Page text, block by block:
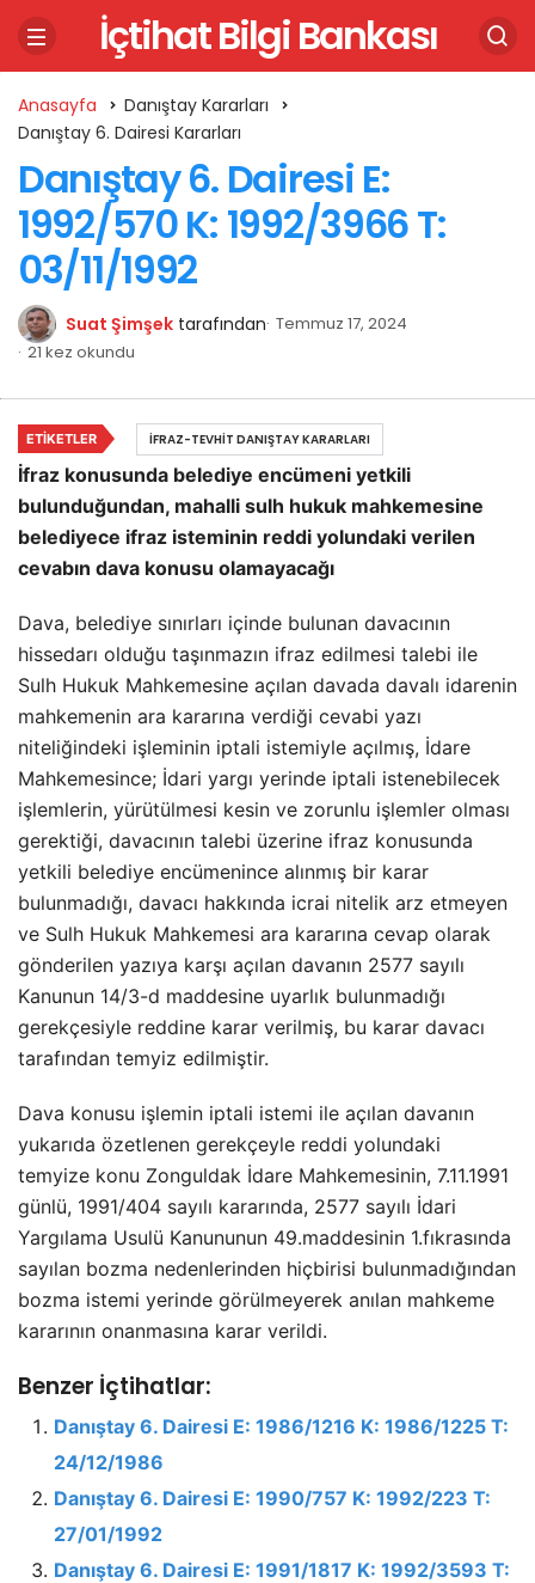
İçtihat Bilgi Bankası
Anasayfa
Danıştay Kararları
Danıştay 6. Dairesi Kararları
Danıştay 6. Dairesi E:
1992/570 K: 1992/3966 T:
03/11/1992
Suat Şimşek tarafından Temmuz 17, 2024
21 kez okundu
İfraz konusunda belediye encümeni yetkili
bulunduğundan, mahalli sulh hukuk mahkemesine
belediyece ifraz isteminin reddi yolundaki verilen
cevabın dava konusu olamayacağı
Dava, belediye sınırları içinde bulunan davacının
hissedarı olduğu taşınmazın ifraz edilmesi talebi ile
Sulh Hukuk Mahkemesine açılan davada davalı idarenin
mahkemenin ara kararına verdiği cevabi yazı
niteliğindeki işleminin iptali istemiyle açılmış, İdare
Mahkemesince; İdari yargı yerinde iptali istenebilecek
işlemlerin, yürütülmesi kesin ve zorunlu işlemler olması
gerektiği, davacının talebi üzerine ifraz konusunda
yetkili belediye encümenince alınmış bir karar
bulunmadığı, davacı hakkında icrai nitelik arz etmeyen
ve Sulh Hukuk Mahkemesi ara kararına cevap olarak
gönderilen yazıya karşı açılan davanın 2577 sayılı
Kanunun 14/3-d maddesine uyarlık bulunmadığı
gerekçesiyle reddine karar verilmiş, bu karar davacı
tarafından temyiz edilmiştir.
Dava konusu işlemin iptali istemi ile açılan davanın
yukarıda özetlenen gerekçeyle reddi yolundaki
temyize konu Zonguldak İdare Mahkemesinin, 7.11.1991
günlü, 1991/404 sayılı kararında, 2577 sayılı İdari
Yargılama Usulü Kanununun 49.maddesinin 1.fıkrasında
sayılan bozma nedenlerinden hiçbirisi bulunmadığından
bozma istemi yerinde görülmeyerek anılan mahkeme
kararının onanmasına karar verildi.
Benzer İçtihatlar:
Danıştay 6. Dairesi E: 1986/1216 K: 1986/1225 T:
24/12/1986
Danıştay 6. Dairesi E: 1990/757 K: 1992/223 T:
27/01/1992
Danıştay 6. Dairesi E: 1991/1817 K: 1992/3593 T:
ETIKETLER İFRAZ-TEVHIT DANIŞTAY KARARLARI